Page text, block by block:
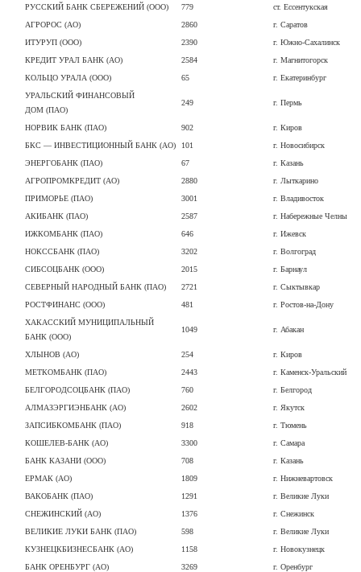
РУССКИЙ БАНК СБЕРЕЖЕНИЙ (ООО)
779
ст. Ессентукская
АГРОРОС (АО)
2860
г. Саратов
ИТУРУП (ООО)
2390
г. Южно-Сахалинск
КРЕДИТ УРАЛ БАНК (АО)
2584
г. Магнитогорск
КОЛЬЦО УРАЛА (ООО)
65
г. Екатеринбург
УРАЛЬСКИЙ ФИНАНСОВЫЙ
ДОМ (ПАО)
249 г. Пермь
НОРВИК БАНК (ПАО) 902
г. Киров
БКС — ИНВЕСТИЦИОННЫЙ БАНК (АО)
101
г. Новосибирск
ЭНЕРГОБАНК (ПАО)
67
г. Казань
АГРОПРОМКРЕДИТ (АО)
2880
г. Лыткарино
ПРИМОРЬЕ (ПАО)
3001
г. Владивосток
АКИБАНК (ПАО)
2587
г. Набережные Челны
ИЖКОМБАНК (ПАО)
646
г. Ижевск
НОКССБАНК (ПАО)
3202
г. Волгоград
СИБСОЦБАНК (ООО)
2015
г. Барнаул
СЕВЕРНЫЙ НАРОДНЫЙ БАНК (ПАО)
2721
г. Сыктывкар
РОСТФИНАНС (ООО)
481
г. Ростов-на-Дону
ХАКАССКИЙ МУНИЦИПАЛЬНЫЙ
БАНК (ООО)
1049 г. Абакан
ХЛЫНОВ (АО) 254
г. Киров
МЕТКОМБАНК (ПАО)
2443
г. Каменск-Уральский
БЕЛГОРОДСОЦБАНК (ПАО)
760
г. Белгород
АЛМАЗЭРГИЭНБАНК (АО)
2602
г. Якутск
ЗАПСИБКОМБАНК (ПАО)
918
г. Тюмень
КОШЕЛЕВ-БАНК (АО)
3300
г. Самара
БАНК КАЗАНИ (ООО)
708
г. Казань
ЕРМАК (АО)
1809
г. Нижневартовск
ВАКОБАНК (ПАО)
1291
г. Великие Луки
СНЕЖИНСКИЙ (АО)
1376
г. Снежинск
ВЕЛИКИЕ ЛУКИ БАНК (ПАО)
598
г. Великие Луки
КУЗНЕЦКБИЗНЕСБАНК (АО)
1158
г. Новокузнецк
БАНК ОРЕНБУРГ (АО)
3269
г. Оренбург